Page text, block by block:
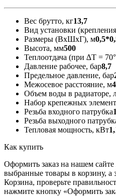
Вес брутто, кг13,7
Вид установки
Размеры (ВxШxГ), м
Высота, мм500
Теплоотдача (при ∆T =
Давление рабочее, бар8,7
Предельное давление, бар
Межосевое расстояние, м
Объем воды в радиаторе,
Набор крепежных
Резьба входного патрубка
Резьба выходного
Тепловая мощность, кВт
Как купить
Оформить заказ на нашем сайте
выбранные товары в корзину, а
Корзина, проверьте
нажмите кнопку «Оформить